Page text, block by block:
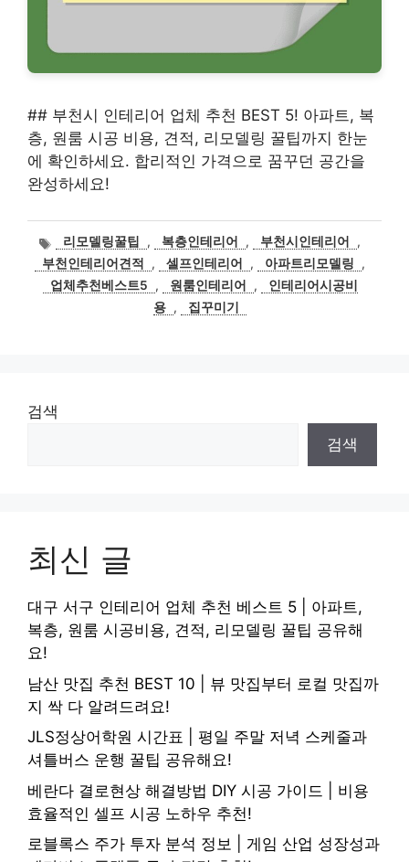
## 부천시 인테리어 업체 추천 BEST 5! 아파트, 복
층, 원룸 시공 비용, 견적, 리모델링 꿀팁까지 한눈
에 확인하세요. 합리적인 가격으로 꿈꾸던 공간을
완성하세요!
태
그
리모델링꿀팁 , 복층인테리어 , 부천시인테리어
,
부천인테리어견적
, 셀프인테리어 , 아파트리모델링
,
업체추천베스트5
, 원룸인테리어 ,
인테리어시공비
용 , 집꾸미기
검색
검색
최신 글
대구 서구 인테리어 업체 추천 베스트 5 | 아파트,
복층, 원룸 시공비용, 견적, 리모델링 꿀팁 공유해
요!
남산 맛집 추천 BEST 10 | 뷰 맛집부터 로컬 맛집까
지 싹 다 알려드려요!
JLS정상어학원 시간표 | 평일 주말 저녁 스케줄과
셔틀버스 운행 꿀팁 공유해요!
베란다 결로현상 해결방법 DIY 시공 가이드 | 비용
효율적인 셀프 시공 노하우 추천!
로블록스 주가 투자 분석 정보 | 게임 산업 성장성과